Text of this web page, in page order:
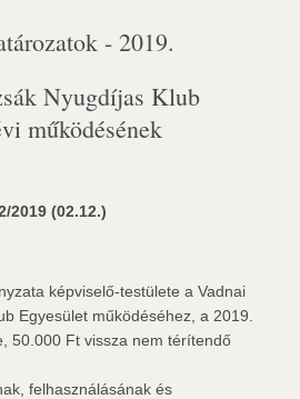
- 2019.
Nyugdíjas Klub
működésének
2019 (02.12.)
képviselő-testülete a Vadnai
Egyesület működéséhez, a 2019.
50.000 Ft vissza nem térítendő
felhasználásának és